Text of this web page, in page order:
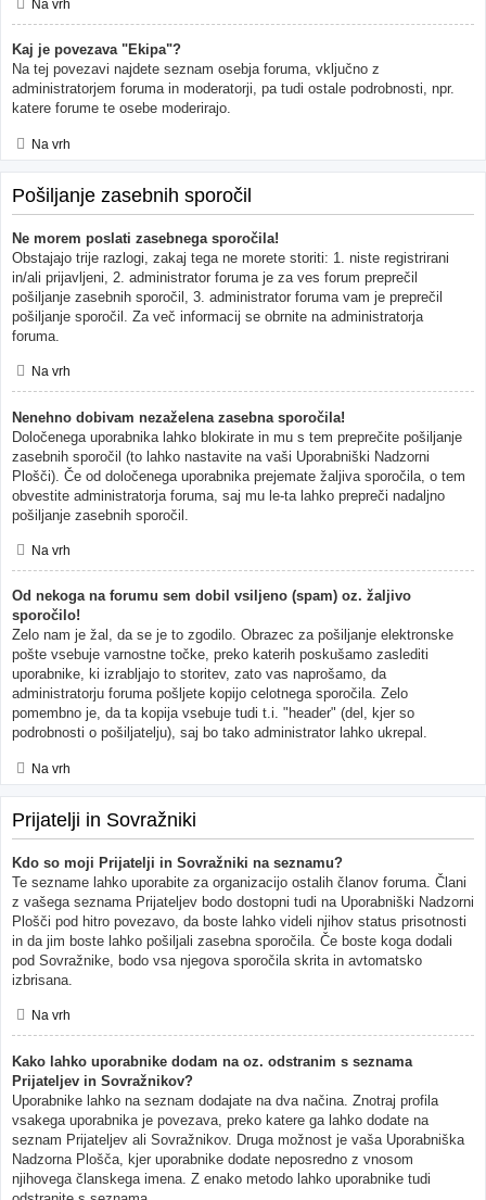
Na vrh
Kaj je povezava "Ekipa"?
Na tej povezavi najdete seznam osebja foruma, vključno z
administratorjem foruma in moderatorji, pa tudi ostale podrobnosti, npr.
katere forume te osebe moderirajo.
Na vrh
Pošiljanje zasebnih sporočil
Ne morem poslati zasebnega sporočila!
Obstajajo trije razlogi, zakaj tega ne morete storiti: 1. niste registrirani
in/ali prijavljeni, 2. administrator foruma je za ves forum preprečil
pošiljanje zasebnih sporočil, 3. administrator foruma vam je preprečil
pošiljanje sporočil. Za več informacij se obrnite na administratorja
foruma.
Na vrh
Nenehno dobivam nezaželena zasebna sporočila!
Določenega uporabnika lahko blokirate in mu s tem preprečite pošiljanje
zasebnih sporočil (to lahko nastavite na vaši Uporabniški Nadzorni
Plošči). Če od določenega uporabnika prejemate žaljiva sporočila, o tem
obvestite administratorja foruma, saj mu le-ta lahko prepreči nadaljno
pošiljanje zasebnih sporočil.
Na vrh
Od nekoga na forumu sem dobil vsiljeno (spam) oz. žaljivo
sporočilo!
Zelo nam je žal, da se je to zgodilo. Obrazec za pošiljanje elektronske
pošte vsebuje varnostne točke, preko katerih poskušamo zaslediti
uporabnike, ki izrabljajo to storitev, zato vas naprošamo, da
administratorju foruma pošljete kopijo celotnega sporočila. Zelo
pomembno je, da ta kopija vsebuje tudi t.i. "header" (del, kjer so
podrobnosti o pošiljatelju), saj bo tako administrator lahko ukrepal.
Na vrh
Prijatelji in Sovražniki
Kdo so moji Prijatelji in Sovražniki na seznamu?
Te sezname lahko uporabite za organizacijo ostalih članov foruma. Člani
z vašega seznama Prijateljev bodo dostopni tudi na Uporabniški Nadzorni
Plošči pod hitro povezavo, da boste lahko videli njihov status prisotnosti
in da jim boste lahko pošiljali zasebna sporočila. Če boste koga dodali
pod Sovražnike, bodo vsa njegova sporočila skrita in avtomatsko
izbrisana.
Na vrh
Kako lahko uporabnike dodam na oz. odstranim s seznama
Prijateljev in Sovražnikov?
Uporabnike lahko na seznam dodajate na dva načina. Znotraj profila
vsakega uporabnika je povezava, preko katere ga lahko dodate na
seznam Prijateljev ali Sovražnikov. Druga možnost je vaša Uporabniška
Nadzorna Plošča, kjer uporabnike dodate neposredno z vnosom
njihovega članskega imena. Z enako metodo lahko uporabnike tudi